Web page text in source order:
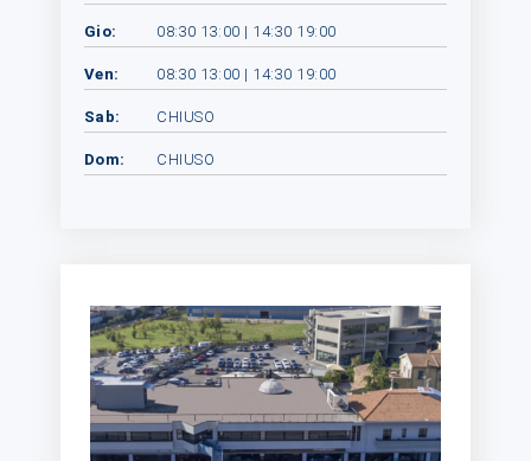
Gio: 08:30 13:00 | 14:30 19:00
Ven: 08:30 13:00 | 14:30 19:00
Sab: CHIUSO
Dom: CHIUSO